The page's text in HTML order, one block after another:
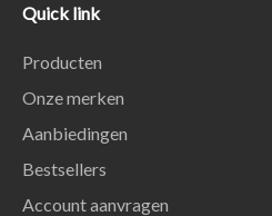
Quick link
Producten
Onze merken
Aanbiedingen
Bestsellers
Account aanvragen